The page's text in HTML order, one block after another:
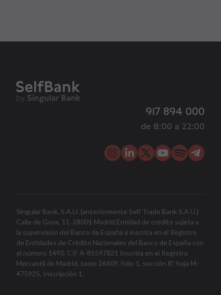
917 894 000
de 8:00 a 22:00
Singular Bank, S.A.U. (anteriormente Self Trade Bank S.A.U.)
Calle de Goya, 11. 28001 Madrid.Entidad de crédito sujeta a
la supervisión del Banco de España e inscrita en el Registro
de Entidades de Crédito Nacionales del Banco de España con
el número 1490. CIF A-85597821 Inscrita en el Registro
Mercantil de Madrid, tomo 26409, folio 1, sección 8ª, hoja M-
475925, Inscripción 1.